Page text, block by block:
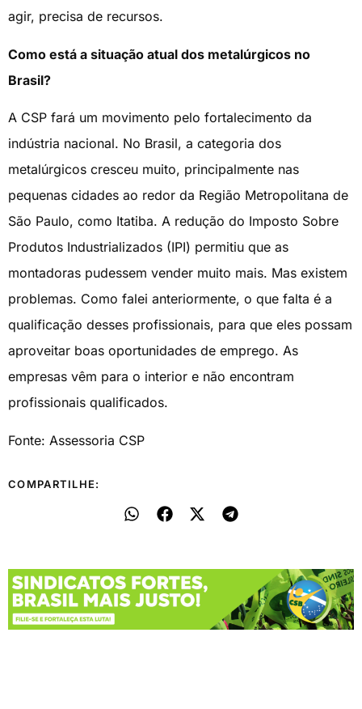
agir, precisa de recursos.
Como está a situação atual dos metalúrgicos no
Brasil?
A CSP fará um movimento pelo fortalecimento da
indústria nacional. No Brasil, a categoria dos
metalúrgicos cresceu muito, principalmente nas
pequenas cidades ao redor da Região Metropolitana de
São Paulo, como Itatiba. A redução do Imposto Sobre
Produtos Industrializados (IPI) permitiu que as
montadoras pudessem vender muito mais. Mas existem
problemas. Como falei anteriormente, o que falta é a
qualificação desses profissionais, para que eles possam
aproveitar boas oportunidades de emprego. As
empresas vêm para o interior e não encontram
profissionais qualificados.
Fonte: Assessoria CSP
COMPARTILHE: